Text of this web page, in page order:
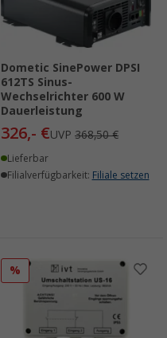
Dometic SinePower DPSI
612TS Sinus-
Wechselrichter 600 W
Dauerleistung
326,- €UVP 368,50 €
Lieferbar
Filialverfügbarkeit: Filiale setzen
%